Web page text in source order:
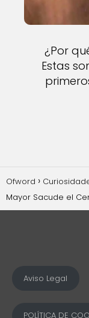
¿Por
Estas
Ofword
Mayor Sacude el
Aviso Legal
POLÍTICA DE